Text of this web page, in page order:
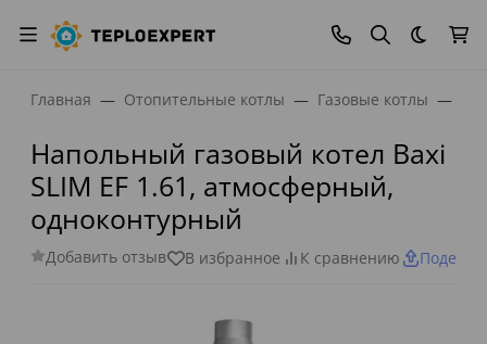
Темная
Главная Отопительные котлы Газовые котлы
Напольный газовый котел Baxi
SLIM EF 1.61, атмосферный,
одноконтурный
Добавить отзыв В избранное К сравнению